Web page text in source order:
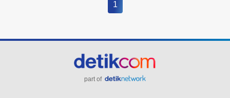
1
part of